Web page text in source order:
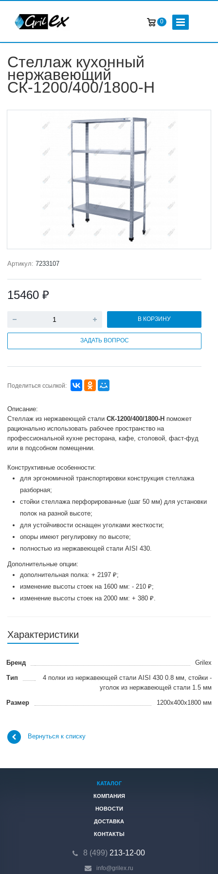
0
Стеллаж кухонный
нержавеющий
СК-1200/400/1800-Н
Артикул: 7233107
15460 ₽
В КОРЗИНУ
ЗАДАТЬ ВОПРОС
Поделиться ссылкой:
Описание:
Стеллаж из нержавеющей стали СК-1200/400/1800-Н поможет
рационально использовать рабочее пространство на
профессиональной кухне ресторана, кафе, столовой, фаст-фуд
или в подсобном помещении.
Конструктивные особенности:
для эргономичной транспортировки конструкция стеллажа
разборная;
стойки стеллажа перфорированные (шаг 50 мм) для установки
полок на разной высоте;
для устойчивости оснащен уголками жесткости;
опоры имеют регулировку по высоте;
полностью из нержавеющей стали AISI 430.
Дополнительные опции:
дополнительная полка: + 2197 ₽;
изменение высоты стоек на 1600 мм: - 210 ₽;
изменение высоты стоек на 2000 мм: + 380 ₽.
Характеристики
Бренд Grilex
Тип
4 полки из нержавеющей стали AISI 430 0.8 мм, стойки -
уголок из нержавеющей стали 1.5 мм
Размер 1200х400х1800 мм
Вернуться к списку
КАТАЛОГ
КОМПАНИЯ
НОВОСТИ
ДОСТАВКА
КОНТАКТЫ
8 (499) 213-12-00
info@grilex.ru